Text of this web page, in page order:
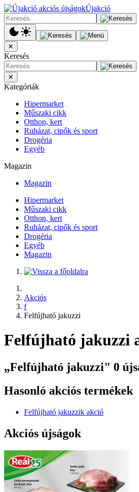
Újakció
✕
Keresés
✕
Kategóriák
Hipermarket
Műszaki cikk
Otthon, kert
Ruházat, cipők és sport
Drogéria
Egyéb
Magazin
Magazin
Hipermarket
Műszaki cikk
Otthon, kert
Ruházat, cipők és sport
Drogéria
Egyéb
Magazin
Akciós
f
Felfújható jakuzzi
Felfújható jakuzzi
„Felfújható jakuzzi" 0
Hasonló akciós termékek
Felfújható jakuzzik akció
Akciós újságok